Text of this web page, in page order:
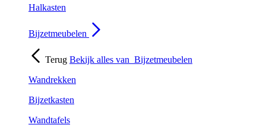
Halkasten
Bijzetmeubelen
Terug Bekijk alles van Bijzetmeubelen
Wandrekken
Bijzetkasten
Wandtafels